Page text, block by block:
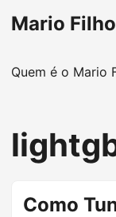
Mario
Quem é o Mario
Como